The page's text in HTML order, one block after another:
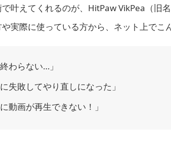
叶えてくれるのが、HitPaw VikPea（旧
実際に使っている方から、ネット上でこ
わらない…」
失敗してやり直しになった」
動画が再生できない！」